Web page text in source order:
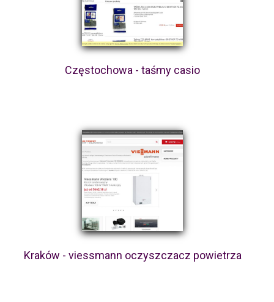
Częstochowa - taśmy casio
Kraków - viessmann oczyszczacz powietrza